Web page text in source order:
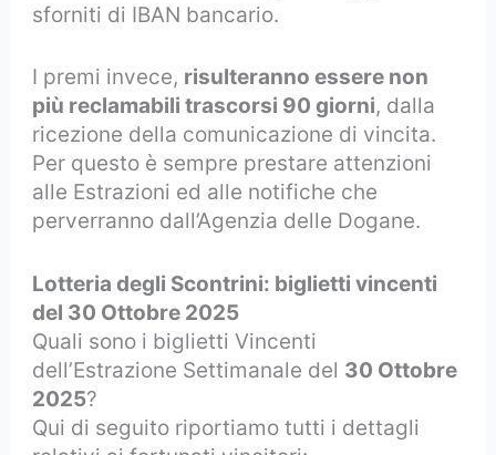
sforniti di IBAN bancario.
I premi invece, risulteranno essere non
più reclamabili trascorsi 90 giorni, dalla
ricezione della comunicazione di vincita.
Per questo è sempre prestare attenzioni
alle Estrazioni ed alle notifiche che
perverranno dall’Agenzia delle Dogane.
Lotteria degli Scontrini: biglietti vincenti
del 30 Ottobre 2025
Quali sono i biglietti Vincenti
dell’Estrazione Settimanale del 30 Ottobre
2025?
Qui di seguito riportiamo tutti i dettagli